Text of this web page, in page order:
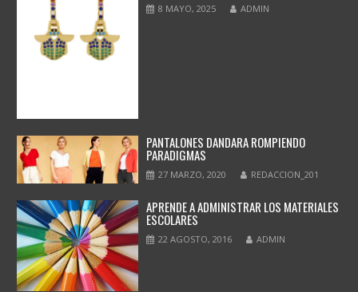
8 MAYO, 2025 ADMIN
PANTALONES DANDARA ROMPIENDO
PARADIGMAS
27 MARZO, 2020 REDACCION_201
APRENDE A ADMINISTRAR LOS MATERIALES
ESCOLARES
22 AGOSTO, 2016 ADMIN